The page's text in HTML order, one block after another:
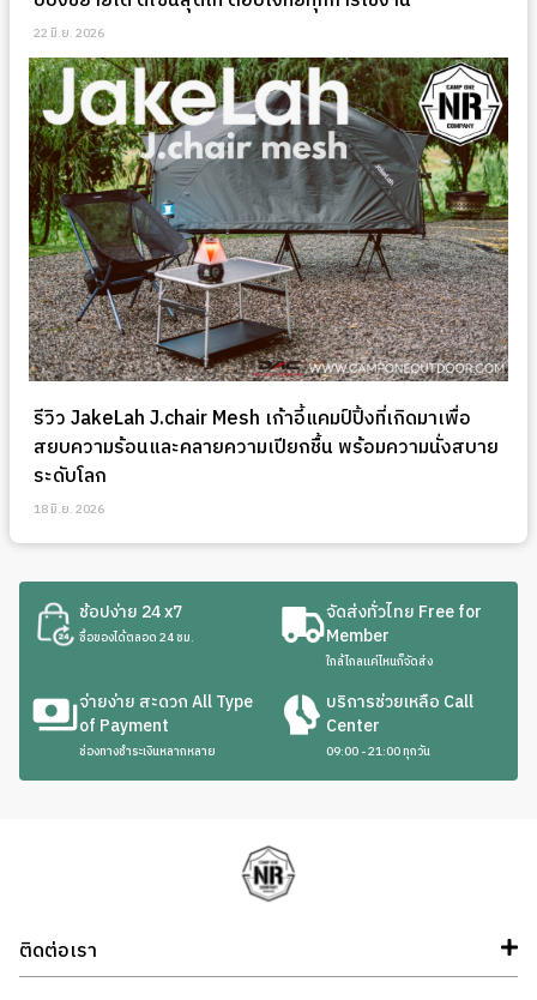
22 มิ.ย. 2026
รีวิว JakeLah J.chair Mesh เก้าอี้แคมป์ปิ้งที่เกิดมาเพื่อ
สยบความร้อนและคลายความเปียกชื้น พร้อมความนั่งสบาย
ระดับโลก
18 มิ.ย. 2026
ช้อปง่าย 24 x7
ซื้อของได้ตลอด 24 ชม.
จัดส่งทั่วไทย Free for
Member
ใกล้ไกลแค่ไหนก็จัดส่ง
จ่ายง่าย สะดวก All Type
of Payment
ช่องทางชำระเงินหลากหลาย
บริการช่วยเหลือ Call
Center
09:00 - 21:00 ทุกวัน
ติดต่อเรา